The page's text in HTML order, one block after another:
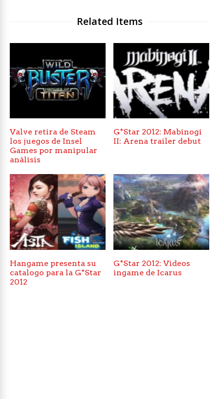
Related Items
Valve retira de Steam
los juegos de Insel
Games por manipular
análisis
G*Star 2012: Mabinogi
II: Arena trailer debut
Hangame presenta su
catalogo para la G*Star
2012
G*Star 2012: Videos
ingame de Icarus